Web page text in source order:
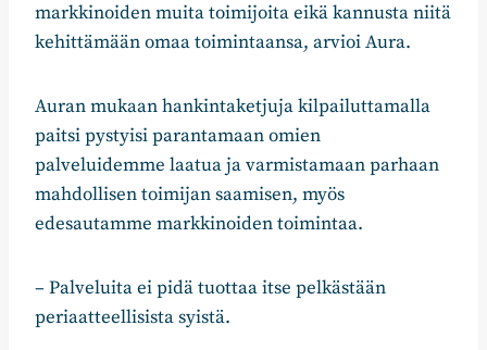
markkinoiden muita toimijoita eikä kannusta niitä
kehittämään omaa toimintaansa, arvioi Aura.
Auran mukaan hankintaketjuja kilpailuttamalla
paitsi pystyisi parantamaan omien
palveluidemme laatua ja varmistamaan parhaan
mahdollisen toimijan saamisen, myös
edesautamme markkinoiden toimintaa.
– Palveluita ei pidä tuottaa itse pelkästään
periaatteellisista syistä.